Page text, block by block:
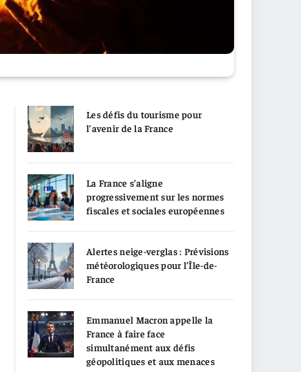
Les défis du tourisme pour
l’avenir de la France
La France s’aligne
progressivement sur les normes
fiscales et sociales européennes
Alertes neige-verglas : Prévisions
météorologiques pour l’Île-de-
France
Emmanuel Macron appelle la
France à faire face
simultanément aux défis
géopolitiques et aux menaces